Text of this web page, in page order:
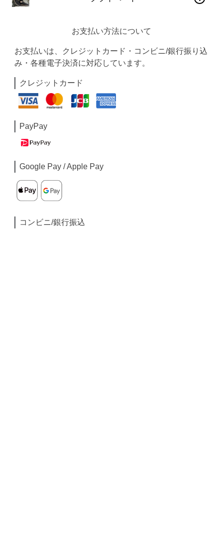
お支払い方法について
お支払いは、クレジットカード・コンビニ/銀行振り込
み・各種電子決済に対応しています。
クレジットカード
PayPay
Google Pay / Apple Pay
コンビニ/銀行振込